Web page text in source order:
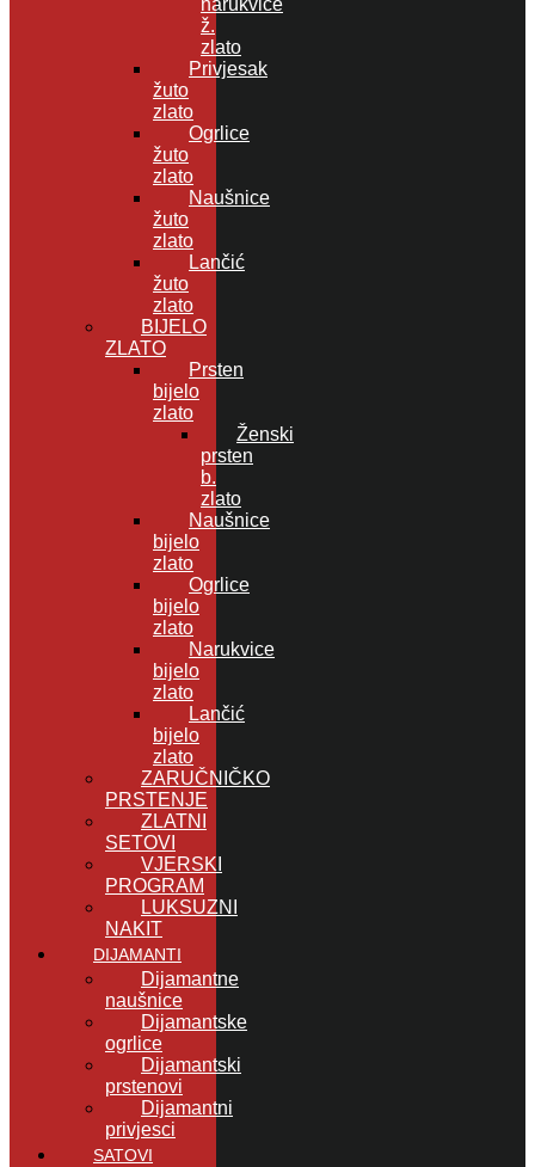
ž.
zlato
Privjesak
žuto
zlato
Ogrlice
žuto
zlato
Naušnice
žuto
zlato
Lančić
žuto
zlato
BIJELO
ZLATO
Prsten
bijelo
zlato
Ženski
prsten
b.
zlato
Naušnice
bijelo
zlato
Ogrlice
bijelo
zlato
Narukvice
bijelo
zlato
Lančić
bijelo
zlato
ZARUČNIČKO
PRSTENJE
ZLATNI
SETOVI
VJERSKI
PROGRAM
LUKSUZNI
NAKIT
DIJAMANTI
Dijamantne
naušnice
Dijamantske
ogrlice
Dijamantski
prstenovi
Dijamantni
privjesci
SATOVI